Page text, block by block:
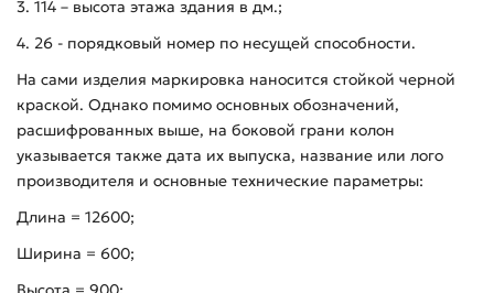
3. 114 – высота этажа здания в дм.;
4. 26 - порядковый номер по несущей способности.
На сами изделия маркировка наносится стойкой черной
краской. Однако помимо основных обозначений,
расшифрованных выше, на боковой грани колон
указывается также дата их выпуска, название или лого
производителя и основные технические параметры:
Длина = 12600;
Ширина = 600;